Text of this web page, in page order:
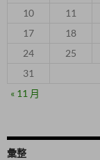
10
11
17
18
24
25
31
« 11 月
彙整